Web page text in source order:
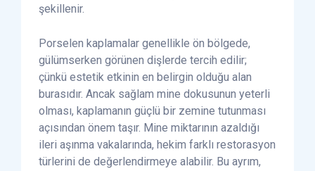
şekillenir.
Porselen kaplamalar genellikle ön bölgede,
gülümserken görünen dişlerde tercih edilir;
çünkü estetik etkinin en belirgin olduğu alan
burasıdır. Ancak sağlam mine dokusunun yeterli
olması, kaplamanın güçlü bir zemine tutunması
açısından önem taşır. Mine miktarının azaldığı
ileri aşınma vakalarında, hekim farklı restorasyon
türlerini de değerlendirmeye alabilir. Bu ayrım,